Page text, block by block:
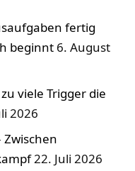
fertig
beginnt 6. August
viele Trigger die
2026
Zwischen
22. Juli 2026